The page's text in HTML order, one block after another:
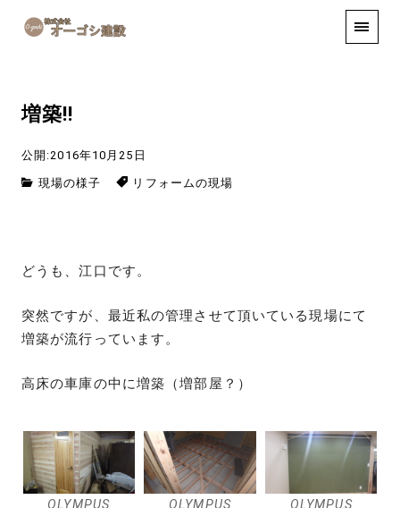
手しごと
増築!!
公開:2016年10月25日
現場の様子 リフォームの現場
どうも、江口です。
突然ですが、最近私の管理させて頂いている現場にて
増築が流行っています。
高床の車庫の中に増築（増部屋？）